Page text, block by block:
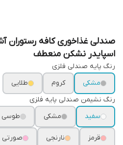
صندلی غذاخوری کافه رستوران
اسپایدر نشکن منعطف
رنگ پایه صندلی فلزی
مشکی
کروم
طلایی
رنگ نشیمن صندلی پایه فلزی
سفید
مشکی طوسی
قرمز نارنجی صورتی